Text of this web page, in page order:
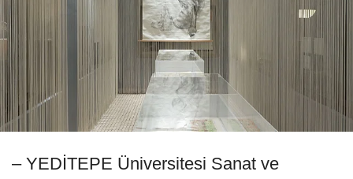
– YEDİTEPE Üniversitesi Sanat ve